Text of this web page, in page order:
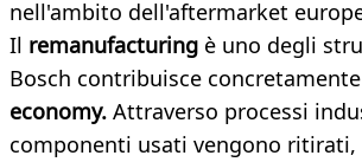
nell'ambito dell'aftermarket
Il remanufacturing è uno degli
Bosch contribuisce
economy. Attraverso processi
componenti usati vengono ritirati,